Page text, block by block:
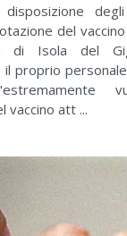
del
di Isola del
il proprio
vaccino att ...